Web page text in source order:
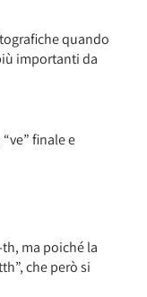
quando
importanti da
finale e
ma poiché la
che però si